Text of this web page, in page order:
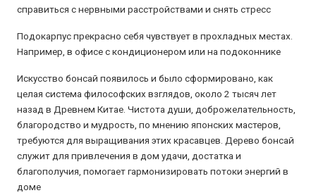
справиться с нервными расстройствами и снять стресс
Подокарпус прекрасно себя чувствует в прохладных местах.
Например, в офисе с кондиционером или на подоконнике
Искусство бонсай появилось и было сформировано, как
целая система философских взглядов, около 2 тысяч лет
назад в Древнем Китае. Чистота души, доброжелательность,
благородство и мудрость, по мнению японских мастеров,
требуются для выращивания этих красавцев. Дерево бонсай
служит для привлечения в дом удачи, достатка и
благополучия, помогает гармонизировать потоки энергий в
доме